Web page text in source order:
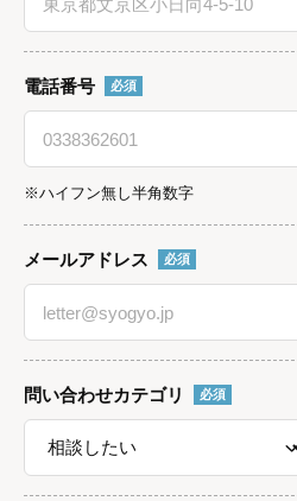
電話番号 必須
※ハイフン無し半角数字
メールアドレス 必須
問い合わせカテゴリ 必須